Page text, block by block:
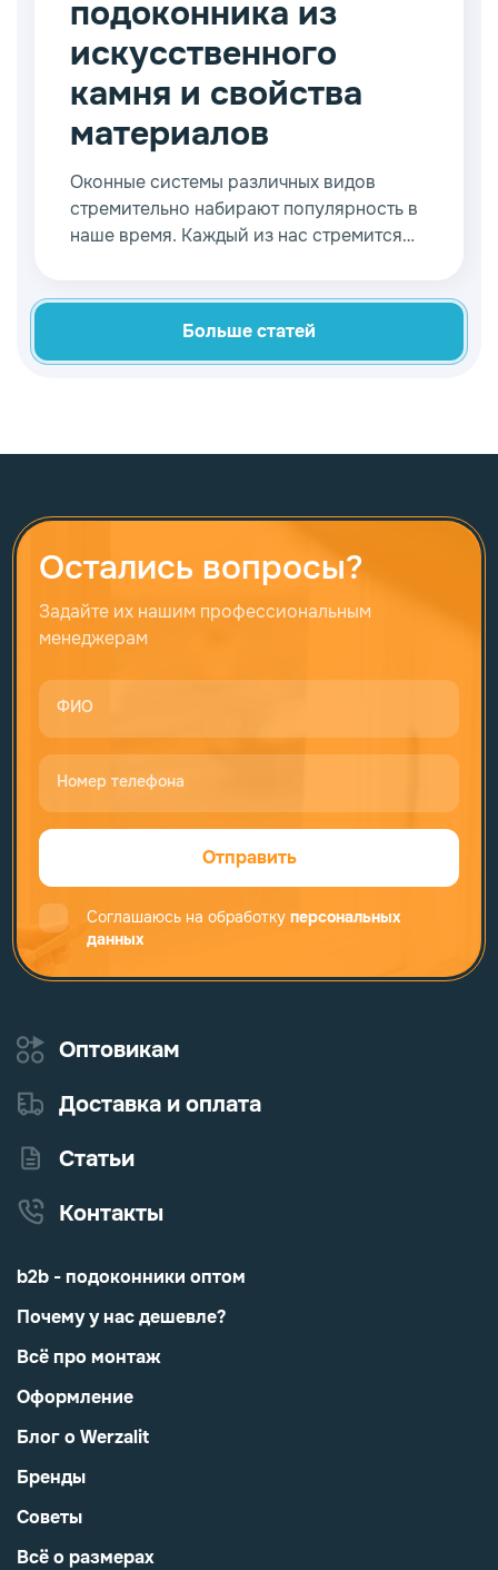
подоконника из
искусственного
камня и свойства
материалов
Оконные системы различных видов
стремительно набирают популярность в
наше время. Каждый из нас стремится
Больше статей
Остались вопросы?
Задайте их нашим профессиональным
менеджерам
ФИО
Номер телефона
Отправить
Соглашаюсь на обработку персональных
данных
Оптовикам
Доставка и оплата
Статьи
Контакты
b2b - подоконники оптом
Почему у нас дешевле?
Всё про монтаж
Оформление
Блог о Werzalit
Бренды
Советы
Всё о размерах